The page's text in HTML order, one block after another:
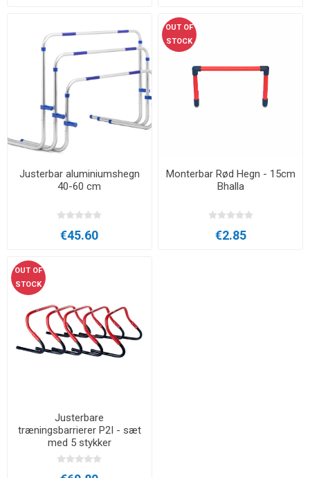
Justerbar aluminiumshegn
40-60 cm
€45.60
OUT OF
STOCK
Monterbar Rød Hegn - 15cm
Bhalla
€2.85
OUT OF
STOCK
Justerbare
træningsbarrierer P2I - sæt
med 5 stykker